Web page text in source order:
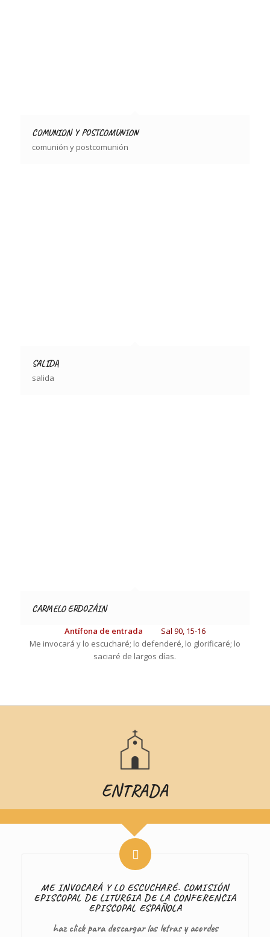
COMUNION Y POSTCOMUNION
comunión y postcomunión
SALIDA
salida
CARMELO ERDOZÁIN
Antífona de entrada Sal 90, 15-16
Me invocará y lo escucharé; lo defenderé, lo glorificaré; lo
saciaré de largos días.
ENTRADA
ME INVOCARÁ Y LO ESCUCHARÉ. COMISIÓN
EPISCOPAL DE LITURGIA DE LA CONFERENCIA
EPISCOPAL ESPAÑOLA
haz click para descargar las letras y acordes